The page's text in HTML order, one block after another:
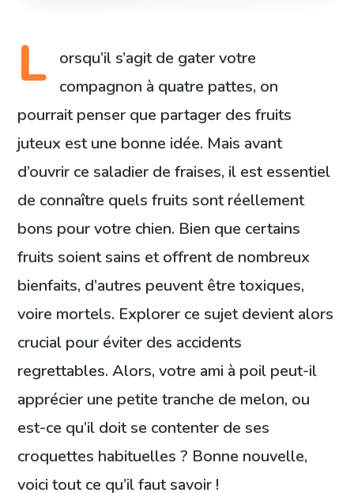
L
orsqu’il s’agit de gater votre
compagnon à quatre pattes, on
pourrait penser que partager des fruits
juteux est une bonne idée. Mais avant
d’ouvrir ce saladier de fraises, il est essentiel
de connaître quels fruits sont réellement
bons pour votre chien. Bien que certains
fruits soient sains et offrent de nombreux
bienfaits, d’autres peuvent être toxiques,
voire mortels. Explorer ce sujet devient alors
crucial pour éviter des accidents
regrettables. Alors, votre ami à poil peut-il
apprécier une petite tranche de melon, ou
est-ce qu’il doit se contenter de ses
croquettes habituelles ? Bonne nouvelle,
voici tout ce qu’il faut savoir !